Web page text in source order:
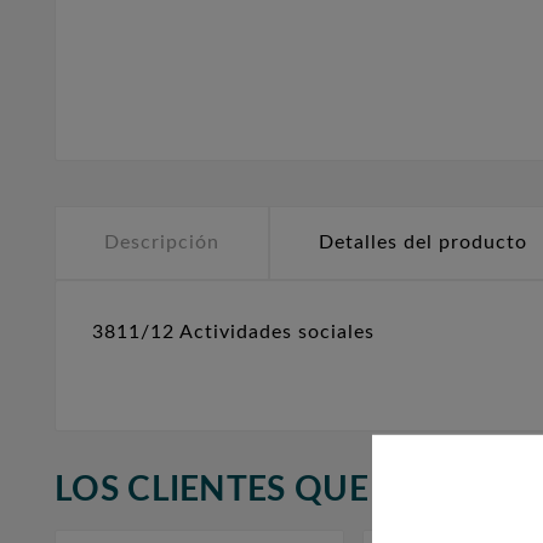
Descripción Detalles del producto
3811/12 Actividades sociales
LOS CLIENTES QUE